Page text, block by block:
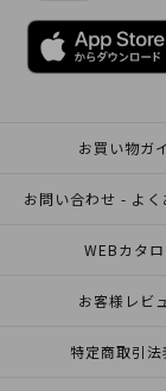
お買い物ガ
お問い合わせ - よく
WEBカタ
お客様レビ
特定商取引法